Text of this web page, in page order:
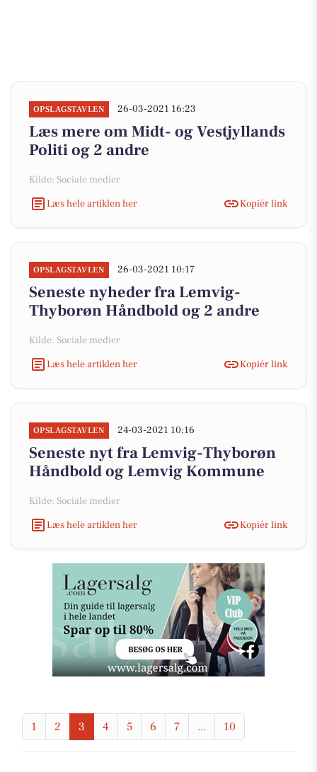
OPSLAGSTAVLEN 26-03-2021 16:23
Læs mere om Midt- og Vestjyllands
Politi og 2 andre
Kilde: Sociale medier
Læs hele artiklen her
Kopiér link
OPSLAGSTAVLEN 26-03-2021 10:17
Seneste nyheder fra Lemvig-
Thyborøn Håndbold og 2 andre
Kilde: Sociale medier
Læs hele artiklen her
Kopiér link
OPSLAGSTAVLEN 24-03-2021 10:16
Seneste nyt fra Lemvig-Thyborøn
Håndbold og Lemvig Kommune
Kilde: Sociale medier
Læs hele artiklen her
Kopiér link
1 2 3 4 5 6 7 ... 10